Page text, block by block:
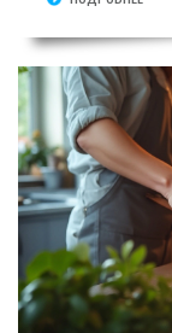
более
Узнайте, как
сделать